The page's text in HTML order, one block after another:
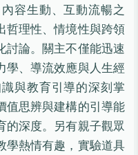
容生動、互動流暢之
哲理性、情境性與跨領
討論。關主不僅能迅速
學、導流效應與人生經
與教育引導的深刻掌
值思辨與建構的引導能
的深度。另有親子觀眾
學熱情有趣，實驗道具